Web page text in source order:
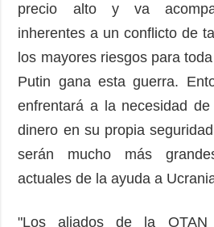
precio alto y va
inherentes a un conflicto de
los mayores riesgos para
Putin gana esta guerra.
enfrentará a la necesidad
dinero en su propia
serán mucho más
actuales de la ayuda a
"Los aliados de la OTAN